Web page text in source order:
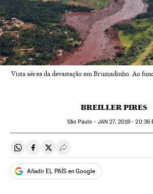
Vista aérea da devastação em Brumadinho. Ao
BREILLER PIRES
São Paulo - JAN 27, 2019 - 20:36
Compartir en Whatsapp
Compartir en Facebook
Compartir en Twitter
Desplegar Redes Sociales
Añadir EL PAÍS en Google